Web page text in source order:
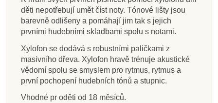
vajíčka, 2 ks
171 Kč190 Kč
Přidat do košíku
212 Kč 235 Kč
Zobrazit detail
bubínek
972 Kč1 080 Kč
Přidat do košíku
hůlka
440 Kč 489 Kč
Přidat do košíku
barevná dřívka
95 Kč105 Kč
Přidat do košíku
ruku
144 Kč 160 Kč
Zobrazit detail
1 284 Kč1 427 Kč
Přidat do košíku
hudební kolotoč
644 Kč 716 Kč
Přidat do košíku
děti nepotřebují umět číst noty. Tónové lišty jsou
barevně odlišeny a pomáhají jim tak s jejich
prvními hudebními skladbami spolu s notami.
Xylofon se dodává s robustními paličkami z
masivního dřeva. Xylofon hravě trénuje akustické
vědomí spolu se smyslem pro rytmus, rytmus a
první pochopení hudebních tónů a stupnic.
Vhodné pr oděti od 18 měsíců.